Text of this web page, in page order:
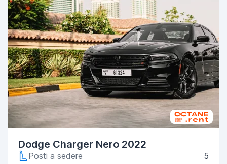
Dodge Charger Nero 2022
Posti a sedere
5